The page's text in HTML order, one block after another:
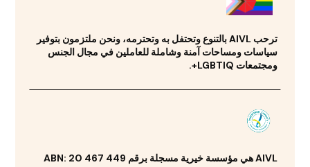
ترحب AIVL بالتنوع وتحتفل به وتحترمه، ونحن ملتزمون بتوفير
سياسات ومساحات آمنة وشاملة للعاملين في مجال الجنس
ومجتمعات LGBTIQ+.
AIVL هي مؤسسة خيرية مسجلة برقم ABN: 20 467 449